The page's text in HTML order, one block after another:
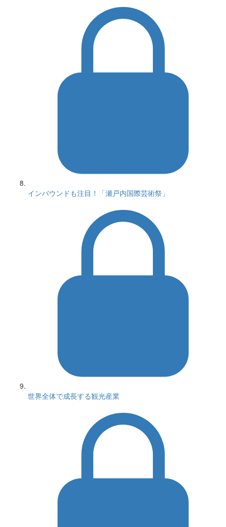
インバウンドも注目！「瀬戸内国際芸術祭」
世界全体で成長する観光産業